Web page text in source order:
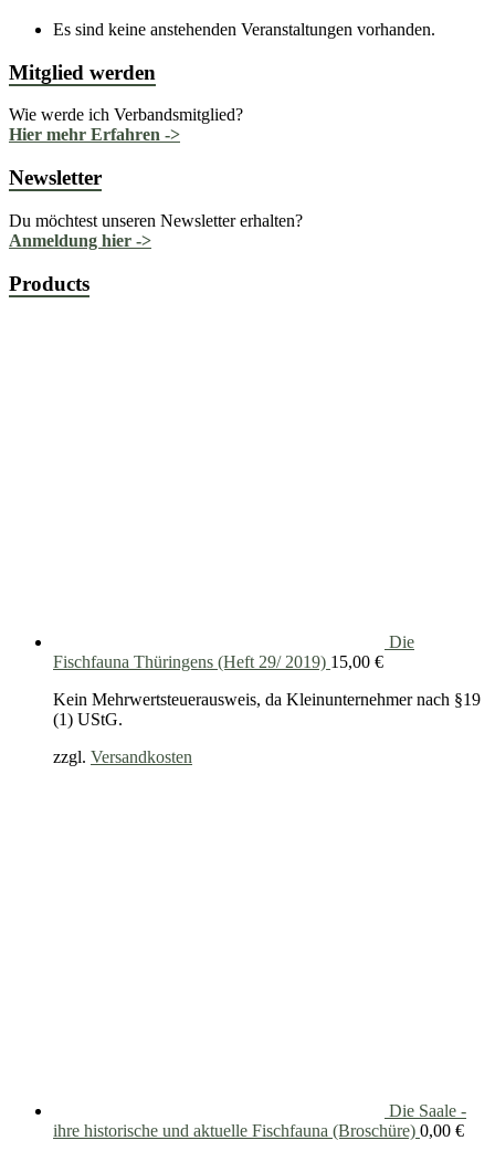
Es sind keine anstehenden Veranstaltungen vorhanden.
Mitglied werden
Wie werde ich Verbandsmitglied?
Hier mehr Erfahren ->
Newsletter
Du möchtest unseren Newsletter erhalten?
Anmeldung hier ->
Products
Die
Fischfauna Thüringens (Heft 29/ 2019) 15,00 €
Kein Mehrwertsteuerausweis, da Kleinunternehmer nach §19
(1) UStG.
zzgl. Versandkosten
Die Saale -
ihre historische und aktuelle Fischfauna (Broschüre) 0,00 €